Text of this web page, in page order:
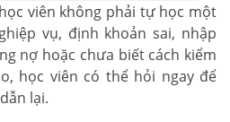
viên không phải tự học một
vụ, định khoản sai, nhập
nợ hoặc chưa biết cách kiểm
học viên có thể hỏi ngay để
lại.